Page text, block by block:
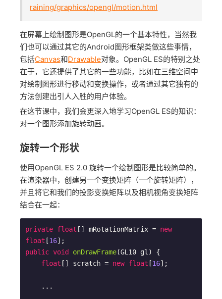
raining/graphics/opengl/motion.html
在屏幕上绘制图形是OpenGL的一个基本特性，当然我
们也可以通过其它的Android图形框架类做这些事情，
包括Canvas和Drawable对象。OpenGL ES的特别之处
在于，它还提供了其它的一些功能，比如在三维空间中
对绘制图形进行移动和变换操作，或者通过其它独有的
方法创建出引人入胜的用户体验。
在这节课中，我们会更深入地学习OpenGL ES的知识：
对一个图形添加旋转动画。
旋转一个形状
使用OpenGL ES 2.0 旋转一个绘制图形是比较简单的。
在渲染器中，创建另一个变换矩阵（一个旋转矩阵），
并且将它和我们的投影变换矩阵以及相机视角变换矩阵
结合在一起：
private float [] mRotationMatrix = new
float [16
public void onDrawFrame(GL10 gl)
{
float [] scratch = new float [16];